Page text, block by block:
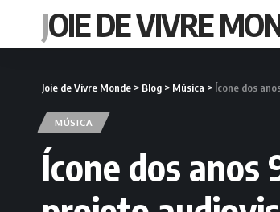
JOIE DE VIVRE
Joie de Vivre Monde > Blog > Música > Ícone dos
MÚSICA
Ícone dos